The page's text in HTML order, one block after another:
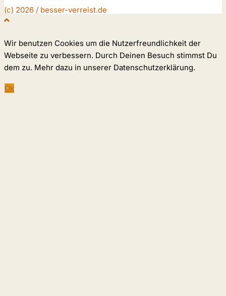
(c) 2026 / besser-verreist.de
Wir benutzen Cookies um die Nutzerfreundlichkeit der
Webseite zu verbessern. Durch Deinen Besuch stimmst Du
dem zu. Mehr dazu in unserer Datenschutzerklärung.
Ok